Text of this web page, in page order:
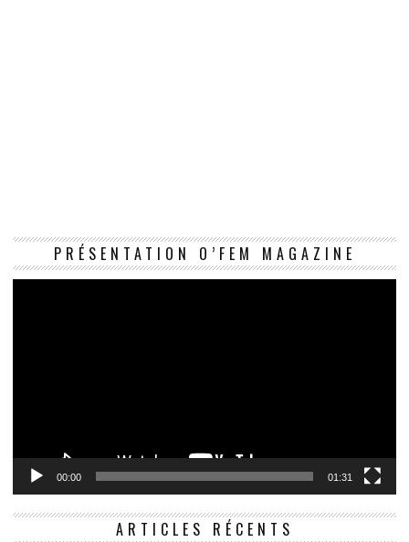
PRÉSENTATION O’FEM MAGAZINE
00:00 01:31
ARTICLES RÉCENTS